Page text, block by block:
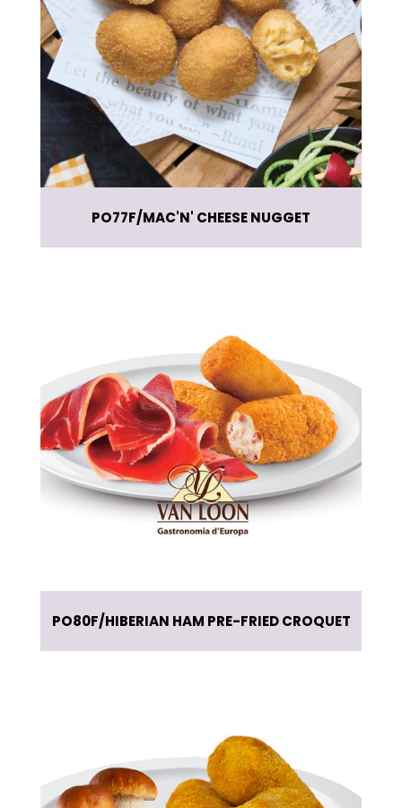
PO77F MAC'N' CHEESE NUGGET
PO80F HIBERIAN HAM PRE-FRIED CROQUET